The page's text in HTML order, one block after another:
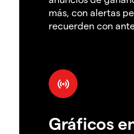
más, con alertas
recuerden con
Gráficos